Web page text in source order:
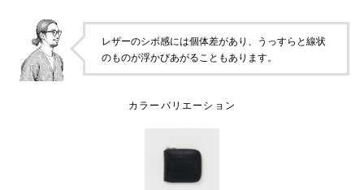
レザーのシボ感には個体差があり、うっすらと線状
のものが浮かびあがることもあります。
カラーバリエーション